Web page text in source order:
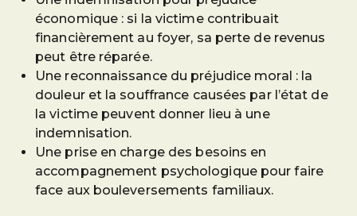
économique : si la victime contribuait
financièrement au foyer, sa perte de revenus
peut être réparée.
Une reconnaissance du préjudice moral : la
douleur et la souffrance causées par l’état de
la victime peuvent donner lieu à une
indemnisation.
Une prise en charge des besoins en
accompagnement psychologique pour faire
face aux bouleversements familiaux.